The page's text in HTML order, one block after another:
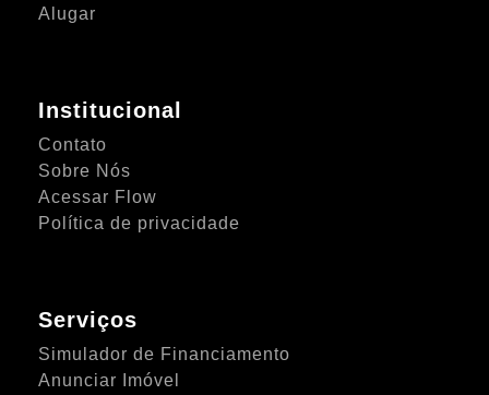
Alugar
Institucional
Contato
Sobre Nós
Acessar Flow
Política de privacidade
Serviços
Simulador de Financiamento
Anunciar Imóvel